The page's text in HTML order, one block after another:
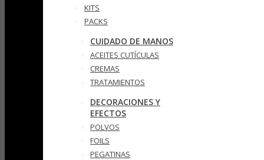
KITS
PACKS
CUIDADO DE MANOS
ACEITES CUTÍCULAS
CREMAS
TRATAMIENTOS
DECORACIONES Y
EFECTOS
POLVOS
FOILS
PEGATINAS